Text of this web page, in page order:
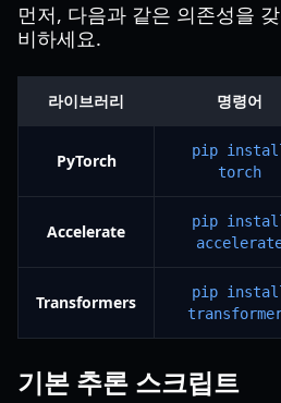
먼저, 다음과 같은 의존성을
비하세요.
라이브러리 명령어
PyTorch
pip
torch
Accelerate
pip
Transformers
pip
기본 추론 스크립트